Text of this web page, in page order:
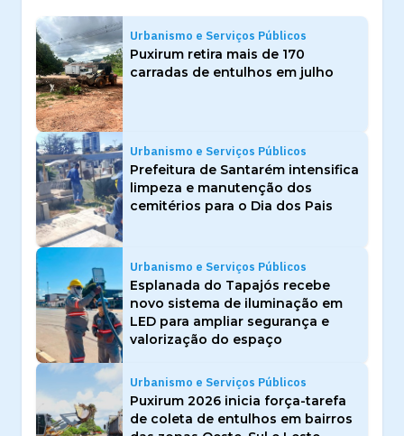
Urbanismo e Serviços Públicos
Puxirum retira mais de 170
carradas de entulhos em julho
Urbanismo e Serviços Públicos
Prefeitura de Santarém intensifica
limpeza e manutenção dos
cemitérios para o Dia dos Pais
Urbanismo e Serviços Públicos
Esplanada do Tapajós recebe
novo sistema de iluminação em
LED para ampliar segurança e
valorização do espaço
Urbanismo e Serviços Públicos
Puxirum 2026 inicia força-tarefa
de coleta de entulhos em bairros